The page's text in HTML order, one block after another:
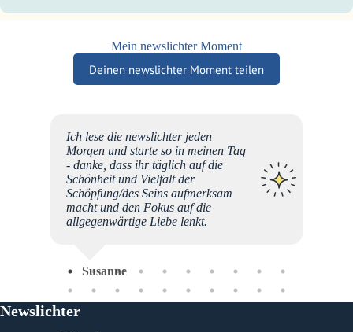
Mein newslichter Moment
Deinen newslichter Moment teilen
Ich lese die newslichter jeden
Morgen und starte so in meinen Tag
- danke, dass ihr täglich auf die
Schönheit und Vielfalt der
Schöpfung/des Seins aufmerksam
macht und den Fokus auf die
allgegenwärtige Liebe lenkt.
Susanne
Newslichter